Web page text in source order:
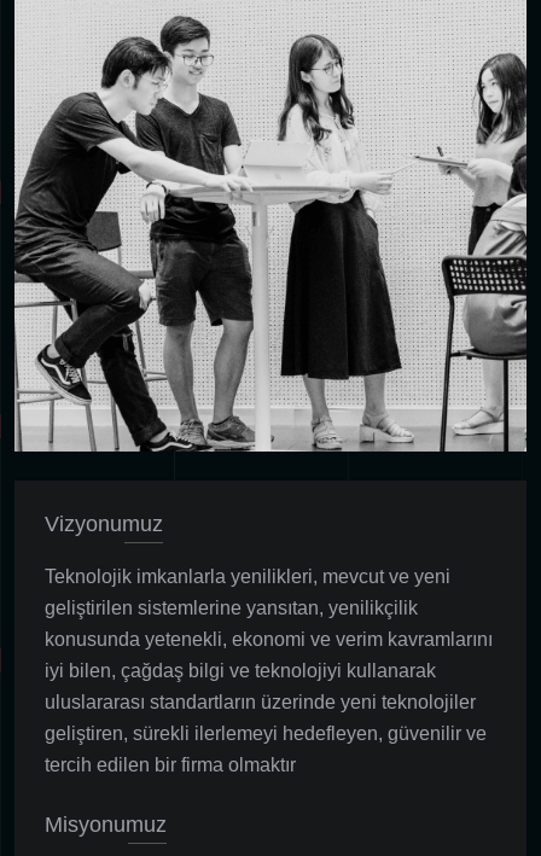
Vizyonumuz
Teknolojik imkanlarla yenilikleri, mevcut ve yeni
geliştirilen sistemlerine yansıtan, yenilikçilik
konusunda yetenekli, ekonomi ve verim kavramlarını
iyi bilen, çağdaş bilgi ve teknolojiyi kullanarak
uluslararası standartların üzerinde yeni teknolojiler
geliştiren, sürekli ilerlemeyi hedefleyen, güvenilir ve
tercih edilen bir firma olmaktır
Misyonumuz